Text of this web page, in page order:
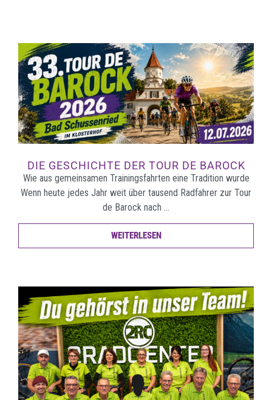
DIE GESCHICHTE DER TOUR DE BAROCK
Wie aus gemeinsamen Trainingsfahrten eine Tradition wurde
Wenn heute jedes Jahr weit über tausend Radfahrer zur Tour
de Barock nach …
WEITERLESEN